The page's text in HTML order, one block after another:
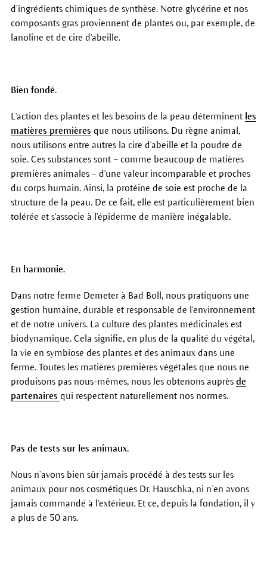
d’ingrédients chimiques de synthèse. Notre glycérine et nos
composants gras proviennent de plantes ou, par exemple, de
lanoline et de cire d'abeille.
Bien fondé.
L'action des plantes et les besoins de la peau déterminent les
matières premières que nous utilisons. Du règne animal,
nous utilisons entre autres la cire d'abeille et la poudre de
soie. Ces substances sont – comme beaucoup de matières
premières animales – d'une valeur incomparable et proches
du corps humain. Ainsi, la protéine de soie est proche de la
structure de la peau. De ce fait, elle est particulièrement bien
tolérée et s'associe à l'épiderme de manière inégalable.
En harmonie.
Dans notre ferme Demeter à Bad Boll, nous pratiquons une
gestion humaine, durable et responsable de l'environnement
et de notre univers. La culture des plantes médicinales est
biodynamique. Cela signifie, en plus de la qualité du végétal,
la vie en symbiose des plantes et des animaux dans une
ferme. Toutes les matières premières végétales que nous ne
produisons pas nous-mêmes, nous les obtenons auprès de
partenaires qui respectent naturellement nos normes.
Pas de tests sur les animaux.
Nous n’avons bien sûr jamais procédé à des tests sur les
animaux pour nos cosmétiques Dr. Hauschka, ni n’en avons
jamais commandé à l'extérieur. Et ce, depuis la fondation, il y
a plus de 50 ans.